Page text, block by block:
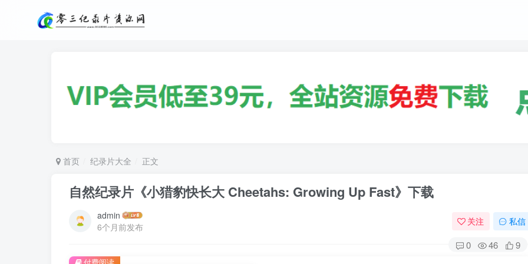
首页 纪录片大全 正文
自然纪录片《小猎豹快长大 Cheetahs: Growing Up Fast》下载
admin
6个月前发布
关注 私信
0 46 9